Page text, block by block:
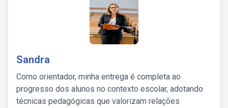
Sandra
Como orientador, minha entrega é completa ao
progresso dos alunos no contexto escolar, adotando
técnicas pedagógicas que valorizam relações